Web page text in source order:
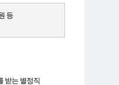
등
받는 별정직